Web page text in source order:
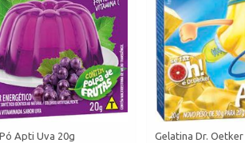
Apti Uva 20g Gelatina Dr.